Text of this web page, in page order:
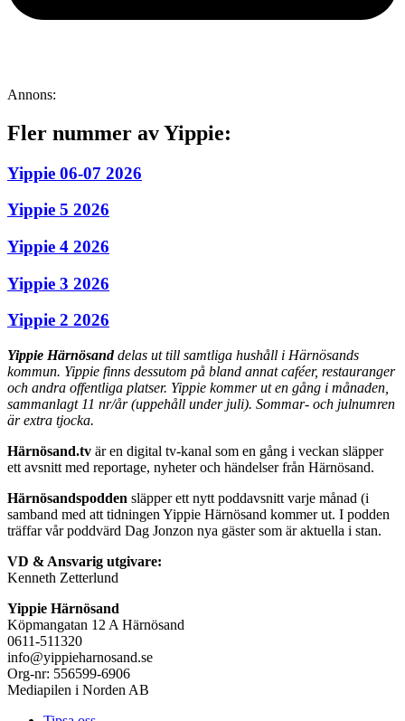
Annons:
Fler nummer av Yippie:
Yippie 06-07 2026
Yippie 5 2026
Yippie 4 2026
Yippie 3 2026
Yippie 2 2026
Yippie Härnösanddelas ut till samtliga hushåll i Härnösands
kommun. Yippie finns dessutom på bland annat caféer, restauranger
och andra offentliga platser. Yippie kommer ut en gång i månaden,
sammanlagt 11 nr/år (uppehåll under juli). Sommar- och julnumren
är extra tjocka.
Härnösand.tv är en digital tv-kanal som en gång i veckan släpper
ett avsnitt med reportage, nyheter och händelser från Härnösand.
Härnösandspodden släpper ett nytt poddavsnitt varje månad (i
samband med att tidningen Yippie Härnösand kommer ut. I podden
träffar vår poddvärd Dag Jonzon nya gäster som är aktuella i stan.
VD & Ansvarig utgivare:
Kenneth Zetterlund
Yippie Härnösand
Köpmangatan 12 A Härnösand
0611-511320
info@yippieharnosand.se
Org-nr: 556599-6906
Mediapilen i Norden AB